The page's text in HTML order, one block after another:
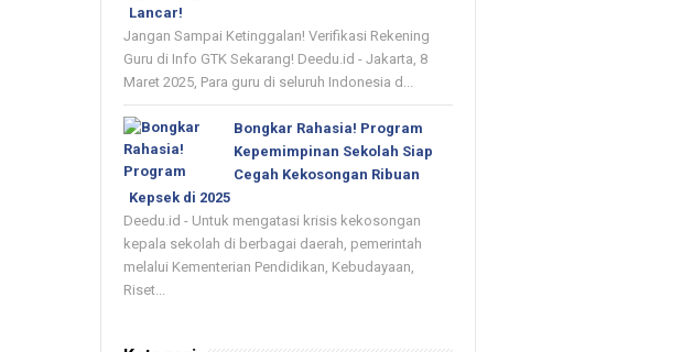
Lancar!
Jangan Sampai Ketinggalan! Verifikasi Rekening
Guru di Info GTK Sekarang! Deedu.id - Jakarta, 8
Maret 2025, Para guru di seluruh Indonesia d...
Bongkar Rahasia! Program
Kepemimpinan Sekolah Siap
Cegah Kekosongan Ribuan
Kepsek di 2025
Deedu.id - Untuk mengatasi krisis kekosongan
kepala sekolah di berbagai daerah, pemerintah
melalui Kementerian Pendidikan, Kebudayaan,
Riset...